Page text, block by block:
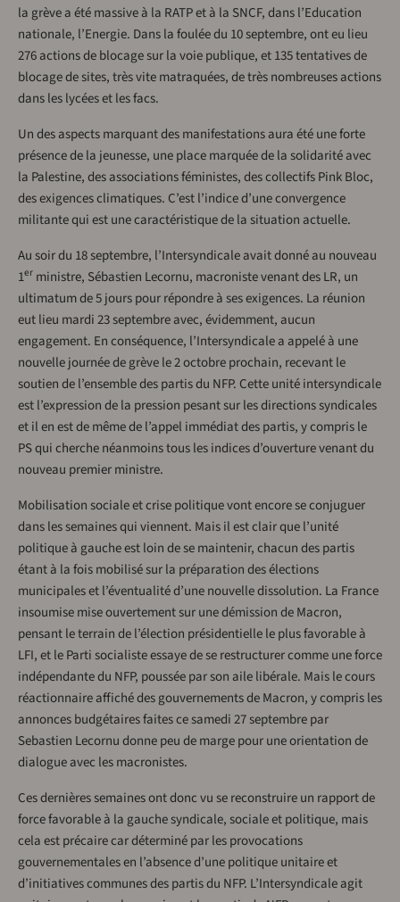
la grève a été massive à la RATP et à la SNCF, dans l’Education
nationale, l’Energie. Dans la foulée du 10 septembre, ont eu lieu
276 actions de blocage sur la voie publique, et 135 tentatives de
blocage de sites, très vite matraquées, de très nombreuses actions
dans les lycées et les facs.
Un des aspects marquant des manifestations aura été une forte
présence de la jeunesse, une place marquée de la solidarité avec
la Palestine, des associations féministes, des collectifs Pink Bloc,
des exigences climatiques. C’est l’indice d’une convergence
militante qui est une caractéristique de la situation actuelle.
Au soir du 18 septembre, l’Intersyndicale avait donné au nouveau
1er ministre, Sébastien Lecornu, macroniste venant des LR, un
ultimatum de 5 jours pour répondre à ses exigences. La réunion
eut lieu mardi 23 septembre avec, évidemment, aucun
engagement. En conséquence, l’Intersyndicale a appelé à une
nouvelle journée de grève le 2 octobre prochain, recevant le
soutien de l’ensemble des partis du NFP. Cette unité intersyndicale
est l’expression de la pression pesant sur les directions syndicales
et il en est de même de l’appel immédiat des partis, y compris le
PS qui cherche néanmoins tous les indices d’ouverture venant du
nouveau premier ministre.
Mobilisation sociale et crise politique vont encore se conjuguer
dans les semaines qui viennent. Mais il est clair que l’unité
politique à gauche est loin de se maintenir, chacun des partis
étant à la fois mobilisé sur la préparation des élections
municipales et l’éventualité d’une nouvelle dissolution. La France
insoumise mise ouvertement sur une démission de Macron,
pensant le terrain de l’élection présidentielle le plus favorable à
LFI, et le Parti socialiste essaye de se restructurer comme une force
indépendante du NFP, poussée par son aile libérale. Mais le cours
réactionnaire affiché des gouvernements de Macron, y compris les
annonces budgétaires faites ce samedi 27 septembre par
Sebastien Lecornu donne peu de marge pour une orientation de
dialogue avec les macronistes.
Ces dernières semaines ont donc vu se reconstruire un rapport de
force favorable à la gauche syndicale, sociale et politique, mais
cela est précaire car déterminé par les provocations
gouvernementales en l’absence d’une politique unitaire et
d’initiatives communes des partis du NFP. L’Intersyndicale agit